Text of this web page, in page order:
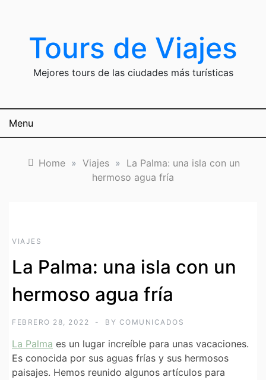
contentTours de Viajes
Mejores tours de las ciudades más turísticas
Menu
Home » Viajes » La Palma: una isla con un
hermoso agua fría
VIAJES
La Palma: una isla con un
hermoso agua fría
FEBRERO 28, 2022 BY COMUNICADOS
La Palma es un lugar increíble para unas vacaciones.
Es conocida por sus aguas frías y sus hermosos
paisajes. Hemos reunido algunos artículos para